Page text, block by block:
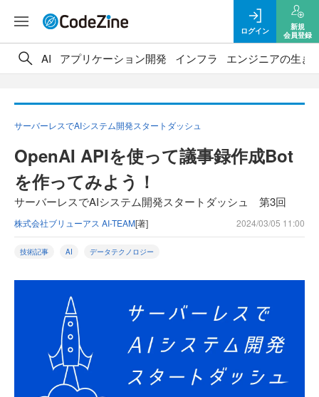
ログイン
新規
会員登録
AI アプリケーション開発 インフラ エンジニアの生き
サーバーレスでAIシステム開発スタートダッシュ
OpenAI APIを使って議事録作成Bot
を作ってみよう！
サーバーレスでAIシステム開発スタートダッシュ 第3回
株式会社ブリューアス AI-TEAM[著] 2024/03/05 11:00
技術記事 AI データテクノロジー